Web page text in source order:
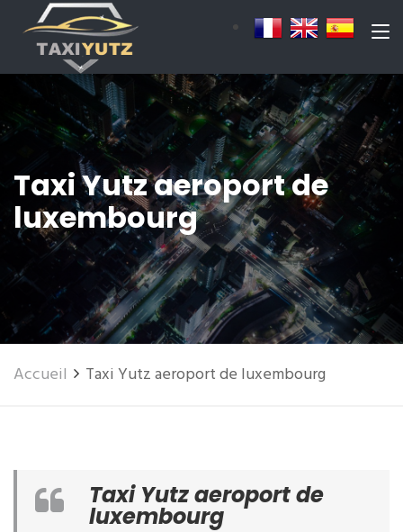
Taxi Yutz aeroport de
luxembourg
Accueil Taxi Yutz aeroport de luxembourg
Taxi Yutz aeroport de
luxembourg